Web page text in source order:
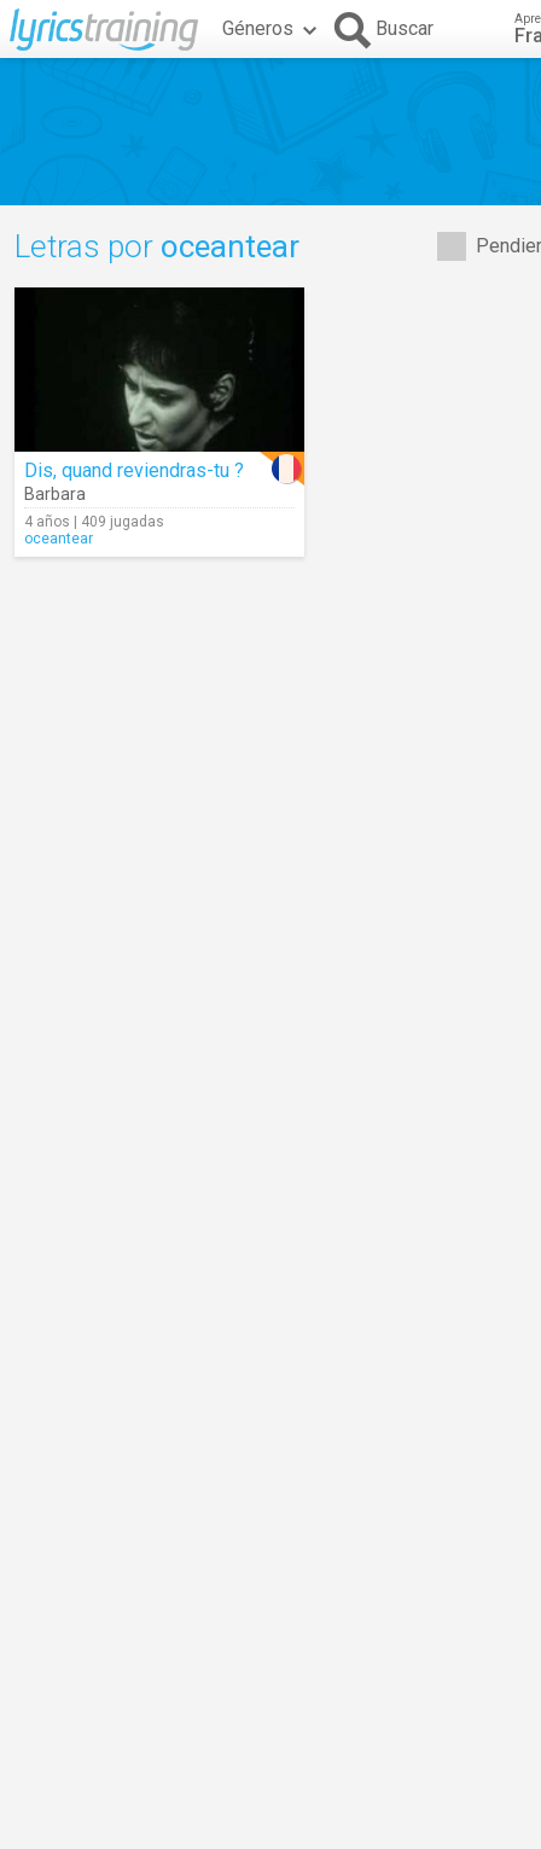
Géneros Buscar
Letras por oceantear
Dis, quand reviendras-tu ?
Barbara
4 años | 409 jugadas
oceantear